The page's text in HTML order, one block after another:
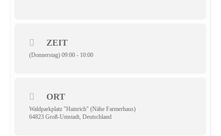
ZEIT
(Donnerstag) 09:00 - 10:00
ORT
Waldparkplatz "Hainrich" (Nähe Farmerhaus)
64823 Groß-Umstadt, Deutschland